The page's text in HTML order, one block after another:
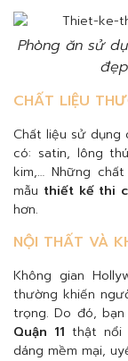
Phòng ăn sử
CHẤT LIỆU
Chất liệu sử dụng
có: satin, lông
kim,… Những
mẫu thiết kế thi
hơn.
NỘI THẤT VÀ
Không gian
thường khiến
trọng. Do đó, bạn
Quận 11 thật nổi
dáng mềm mại,